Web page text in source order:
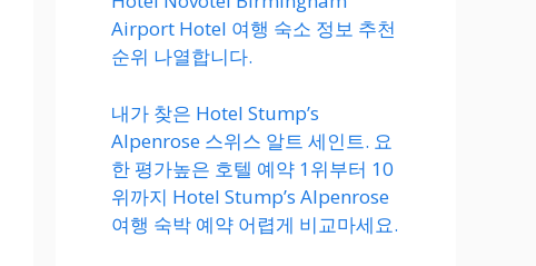
Airport Hotel 여행 숙소 정보 추천
순위 나열합니다.
내가 찾은 Hotel Stump’s
Alpenrose 스위스 알트 세인트. 요
한 평가높은 호텔 예약 1위부터 10
위까지 Hotel Stump’s Alpenrose
여행 숙박 예약 어렵게 비교마세요.